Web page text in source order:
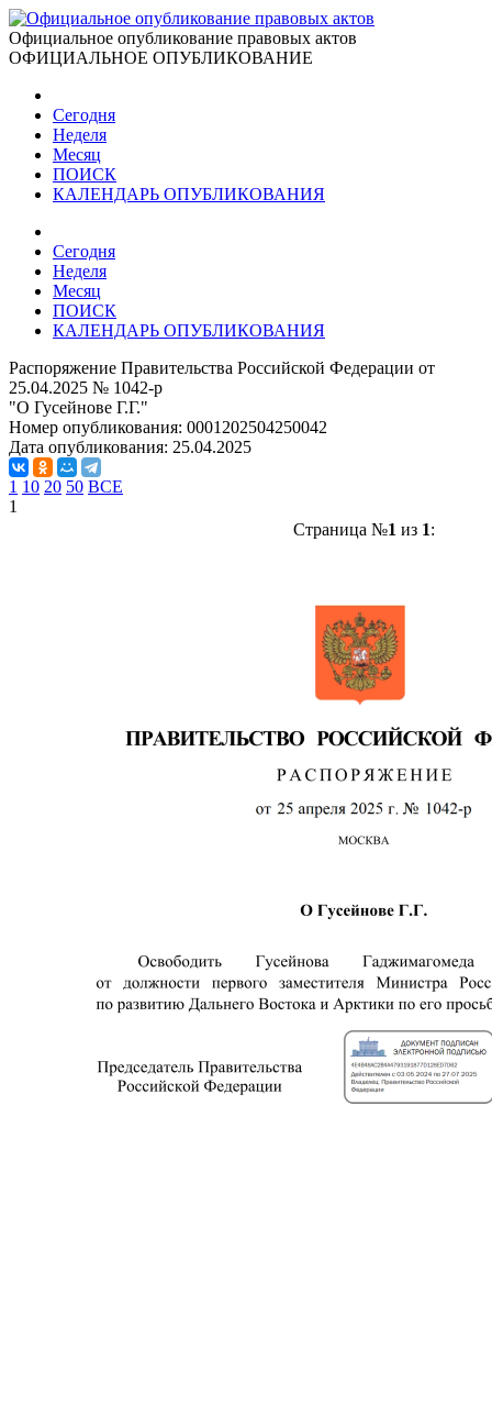
Официальное опубликование правовых актов
ОФИЦИАЛЬНОЕ ОПУБЛИКОВАНИЕ
Сегодня
Неделя
Месяц
ПОИСК
КАЛЕНДАРЬ ОПУБЛИКОВАНИЯ
Сегодня
Неделя
Месяц
ПОИСК
КАЛЕНДАРЬ ОПУБЛИКОВАНИЯ
Распоряжение Правительства Российской Федерации от
25.04.2025 № 1042-р
"О Гусейнове Г.Г."
Номер опубликования: 0001202504250042
Дата опубликования: 25.04.2025
1 10 20 50 ВСЕ
1
Страница №1 из 1: